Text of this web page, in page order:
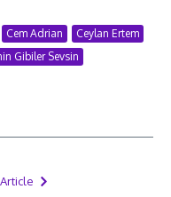
Cem Adrian
Ceylan Ertem
Gibiler Sevsin